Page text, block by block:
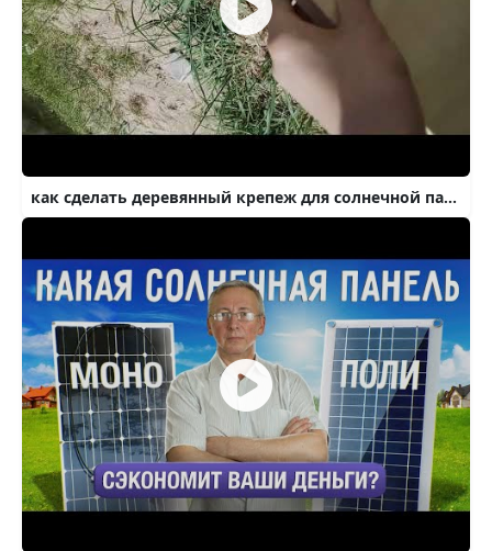
как сделать деревянный крепеж для солнечной панели.